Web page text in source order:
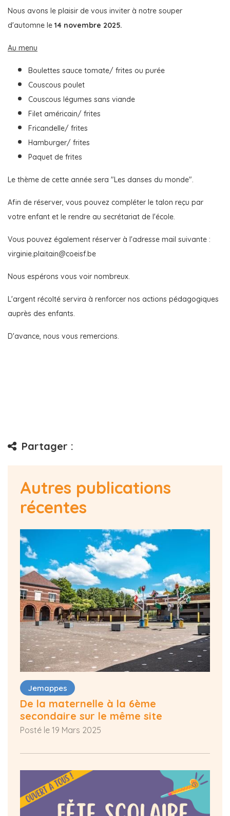
Nous avons le plaisir de vous inviter à notre souper
d'automne le 14 novembre 2025.
Au menu
Boulettes sauce tomate/ frites ou purée
Couscous poulet
Couscous légumes sans viande
Filet américain/ frites
Fricandelle/ frites
Hamburger/ frites
Paquet de frites
Le thème de cette année sera "Les danses du monde".
Afin de réserver, vous pouvez compléter le talon reçu par
votre enfant et le rendre au secrétariat de l'école.
Vous pouvez également réserver à l'adresse mail suivante :
virginie.plaitain@coeisf.be
Nous espérons vous voir nombreux.
L'argent récolté servira à renforcer nos actions pédagogiques
auprès des enfants.
D'avance, nous vous remercions.
Partager :
Autres publications
récentes
Jemappes
De la maternelle à la 6ème
secondaire sur le même site
Posté le 19 Mars 2025